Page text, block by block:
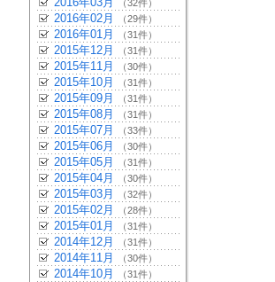
（32件）
2016年02月 （29件）
2016年01月 （31件）
2015年12月 （31件）
2015年11月 （30件）
2015年10月 （31件）
2015年09月 （31件）
2015年08月 （31件）
2015年07月 （33件）
2015年06月 （30件）
2015年05月 （31件）
2015年04月 （30件）
2015年03月 （32件）
2015年02月 （28件）
2015年01月 （31件）
2014年12月 （31件）
2014年11月 （30件）
2014年10月 （31件）